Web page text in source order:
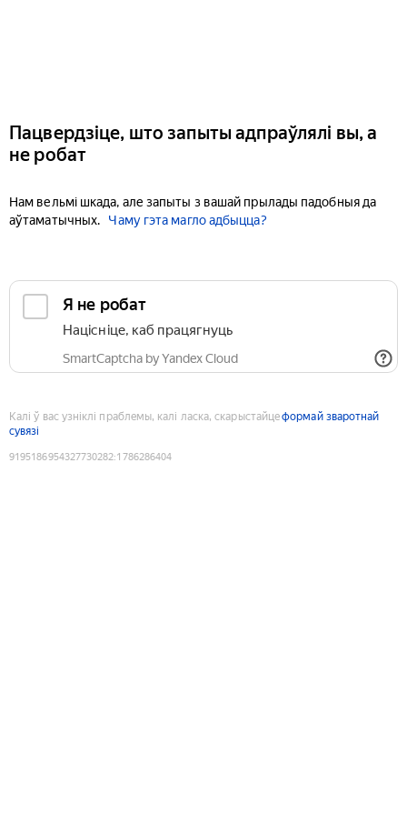
Пацвердзіце, што запыты адпраўлялі вы, а
не робат
Нам вельмі шкада, але запыты з вашай прылады падобныя да
аўтаматычных.
Чаму гэта магло адбыцца?
Я не робат
Націсніце, каб працягнуць
SmartCaptcha by Yandex Cloud
Калі ў вас узніклі праблемы, калі ласка, скарыстайцеформай зваротнай
сувязі
9195186954327730282:1786286404